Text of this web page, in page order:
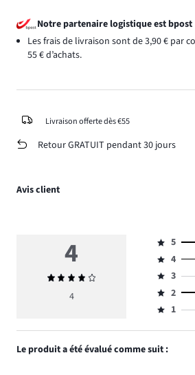
Notre partenaire logistique est bpost
Les frais de livraison sont de 3,90 € par
55 € d’achats.
Livraison offerte dès €55
Retour GRATUIT pendant 30 jours
Avis client
4
Note
moyenne
4
Note
5,
nombre
de
votes
2.
5
Note
4,
nombre
de
1.
4
Note
3,
nombre
0.
3
Note
2,
votes
2
Note
1,
nombre
de
1
Le produit a été évalué comme suit :